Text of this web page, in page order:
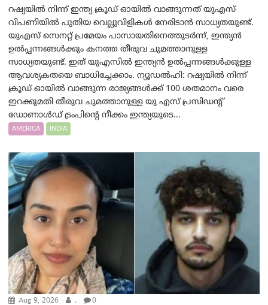
റഷ്യയിൽ നിന്ന് ഇന്ത്യ ക്രൂഡ് ഓയിൽ വാങ്ങുന്നത് യുഎസ്
വിപണിയിൽ പുതിയ വെല്ലുവിളികൾ നേരിടാൻ സാധ്യതയുണ്ട്.
യുഎസ് സെനറ്റ് പ്രമേയം പാസായതിനെത്തുടർന്ന്, ഇന്ത്യൻ
ഉൽപ്പന്നങ്ങൾക്കും കനത്ത തീരുവ ചുമത്താനുള്ള
സാധ്യതയുണ്ട്. ഇത് യുഎസിൽ ഇന്ത്യൻ ഉൽപ്പന്നങ്ങൾക്കുള്ള
ആവശ്യകതയെ ബാധിച്ചേക്കാം. ന്യൂഡല്‍ഹി: റഷ്യയിൽ നിന്ന്
ക്രൂഡ് ഓയിൽ വാങ്ങുന്ന രാജ്യങ്ങൾക്ക് 100 ശതമാനം വരെ
ഇറക്കുമതി തീരുവ ചുമത്താനുള്ള യു എസ് പ്രസിഡന്റ്
ഡോണാള്‍ഡ് ട്രം‌പിന്റെ നീക്കം ഇന്ത്യയുടെ...
AMERICA INDIA
Aug 9, 2026 . 0